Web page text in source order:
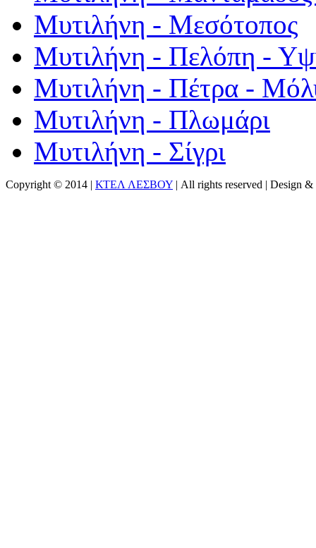
Μυτιλήνη - Μεσότοπος
Μυτιλήνη - Πελόπη -
Μυτιλήνη - Πέτρα -
Μυτιλήνη - Πλωμάρι
Μυτιλήνη - Σίγρι
Copyright © 2014 | ΚΤΕΛ ΛΕΣΒΟΥ | All rights reserved | Design &